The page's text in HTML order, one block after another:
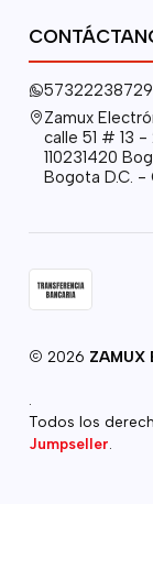
Zamux
calle 51 # 13 -
110231420
Bogota D.C. -
2026 ZAMUX
Todos los
Jumpseller